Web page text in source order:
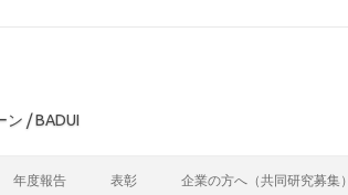
ン / BADUI
年度報告 表彰 企業の方へ（共同研究募集）